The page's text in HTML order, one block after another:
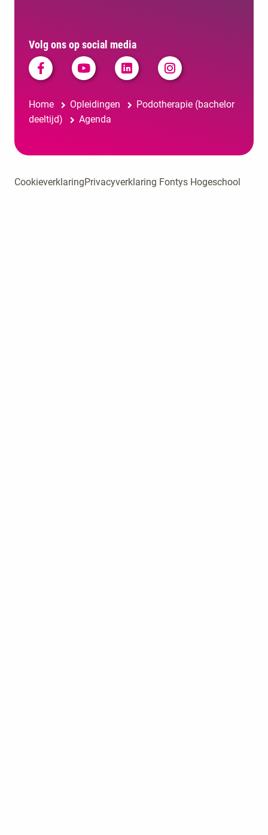
Volg ons op social media
Home Opleidingen
Podotherapie (bachelor
deeltijd)
Agenda
CookieverklaringPrivacyverklaring Fontys Hogeschool